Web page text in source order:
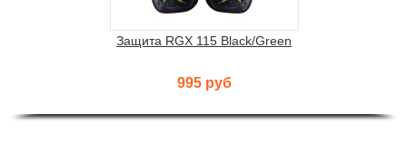
Защита RGX 115 Black/Green
995 руб